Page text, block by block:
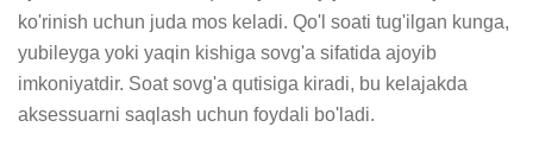
ko'rinish uchun juda mos keladi. Qo'l soati tug'ilgan kunga,
yubileyga yoki yaqin kishiga sovg'a sifatida ajoyib
imkoniyatdir. Soat sovg'a qutisiga kiradi, bu kelajakda
aksessuarni saqlash uchun foydali bo'ladi.